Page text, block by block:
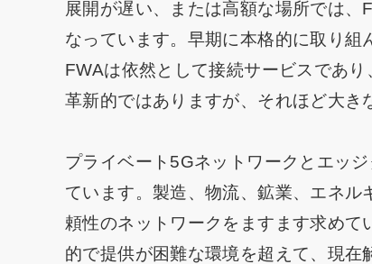
展開が遅い、または高額な場所では
なっています。早期に本格的に取り組
FWAは依然として接続サービスであ
革新的ではありますが、それほど大き
プライベート5Gネットワークとエッ
ています。製造、物流、鉱業、エネ
頼性のネットワークをますます求め
的で提供が困難な環境を超えて、現